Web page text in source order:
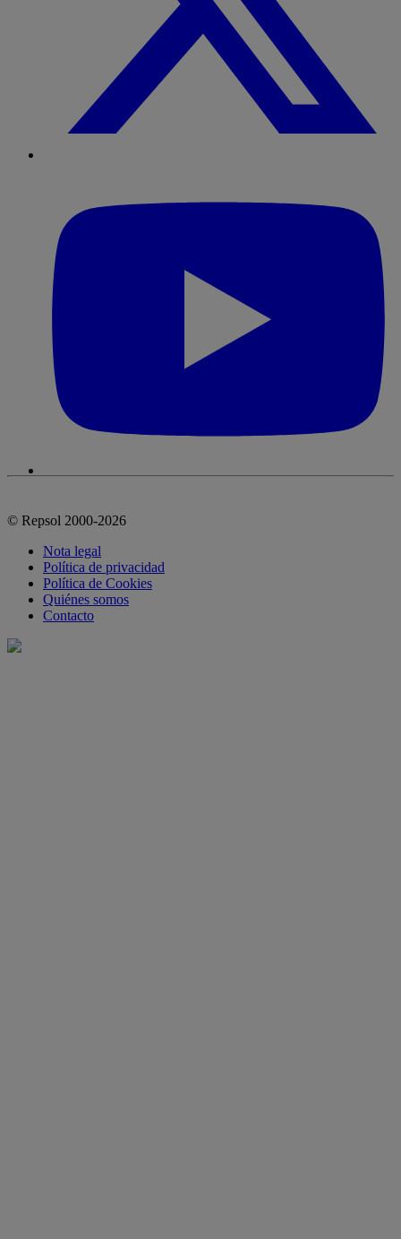
© Repsol 2000-2026
Nota legal
Política de privacidad
Política de Cookies
Quiénes somos
Contacto